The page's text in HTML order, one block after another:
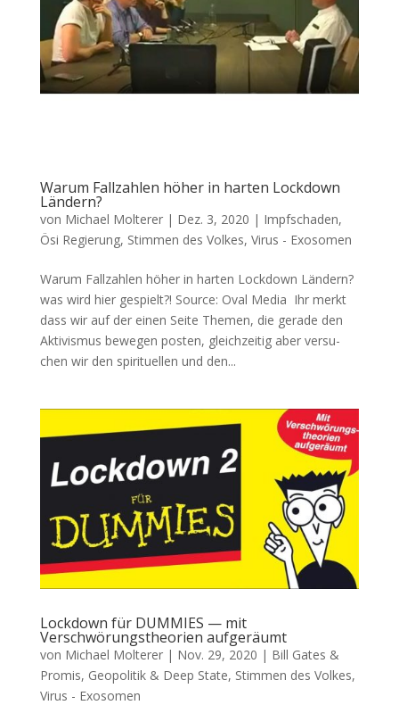
Warum Fallzahlen höher in harten Lockdown
Ländern?
von Michael Molterer| Dez. 3, 2020 | Impfschaden,
Ösi Regierung, Stimmen des Volkes, Virus - Exosomen
Warum Fallzahlen höher in harten Lockdown Ländern?
was wird hier gespielt?! Source: Oval Media Ihr merkt
dass wir auf der einen Sei­te The­men, die gera­de den
Akti­vis­mus bewe­gen pos­ten, gleich­zei­tig aber ver­su­
chen wir den spi­ri­tu­el­len und den...
Lockdown für DUMMIES — mit
Verschwörungstheorien aufgeräumt
von Michael Molterer| Nov. 29, 2020 | Bill Gates &
Promis, Geopolitik & Deep State, Stimmen des Volkes,
Virus - Exosomen